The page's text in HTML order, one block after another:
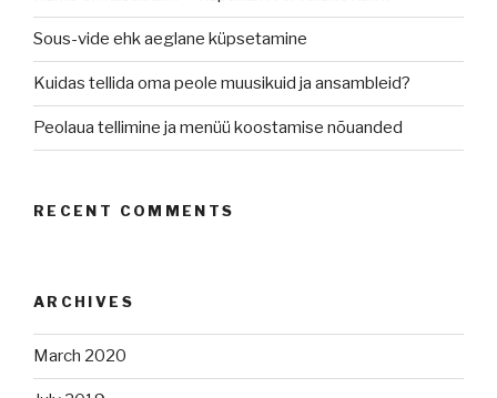
Sous-vide ehk aeglane küpsetamine
Kuidas tellida oma peole muusikuid ja ansambleid?
Peolaua tellimine ja menüü koostamise nõuanded
RECENT COMMENTS
ARCHIVES
March 2020